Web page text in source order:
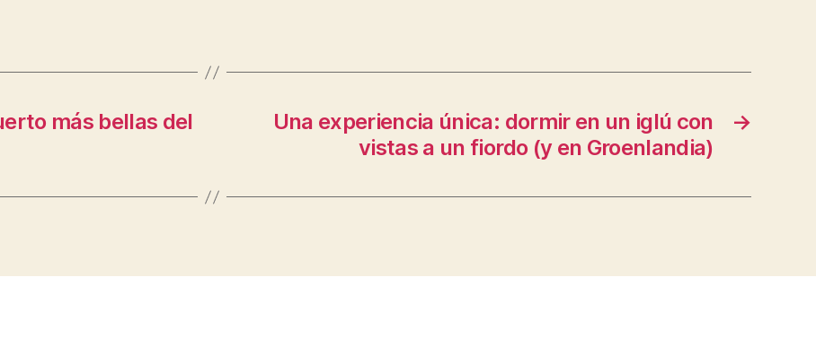
más bellas del
→
Una experiencia única: dormir en un iglú con
vistas a un fiordo (y en Groenlandia)